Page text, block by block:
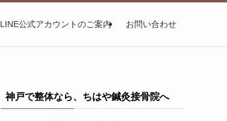
LINE公式アカウントのご案内 お問い合わせ
神戸で整体なら、ちはや鍼灸接骨院へ